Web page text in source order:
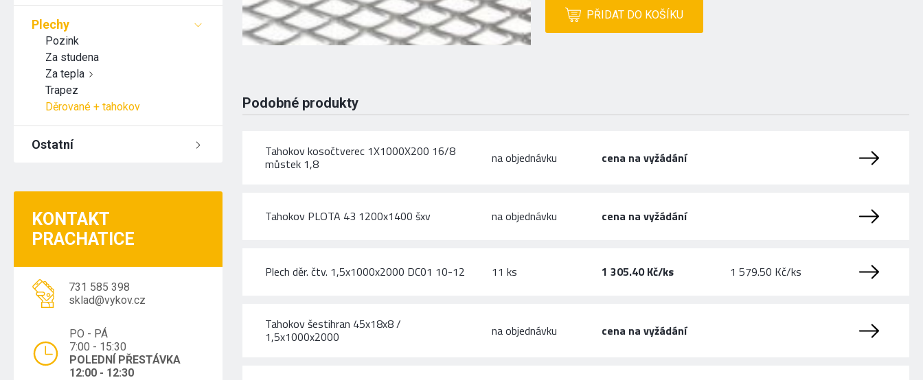
Plechy
Pozink
Za studena
Za tepla
Trapez
Děrované + tahokov
Ostatní
KONTAKT
PRACHATICE
731 585 398
sklad@vykov.cz
PO - PÁ
7:00 - 15:30
POLEDNÍ PŘESTÁVKA
12:00 - 12:30
PŘIDAT DO KOŠÍKU
Podobné produkty
Tahokov kosočtverec 1X1000X200 16/8
můstek 1,8 na objednávku cena na vyžádání
Tahokov PLOTA 43 1200x1400 šxv na objednávku cena na vyžádání
Plech děr. čtv. 1,5x1000x2000 DC01 10-12 11 ks 1 305.40 Kč/ks 1 579.50 Kč/ks
Tahokov šestihran 45x18x8 /
1,5x1000x2000 na objednávku cena na vyžádání